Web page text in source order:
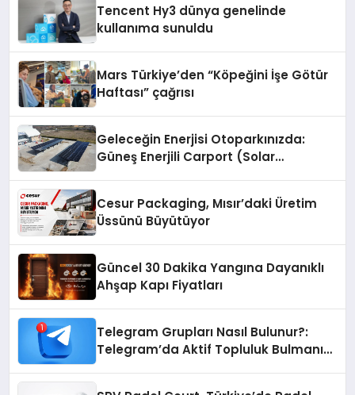
Tencent Hy3 dünya genelinde
kullanıma sunuldu
Mars Türkiye’den “Köpeğini İşe Götür
Haftası” çağrısı
Geleceğin Enerjisi Otoparkınızda:
Güneş Enerjili Carport (Solar
Cesur Packaging, Mısır’daki Üretim
Üssünü Büyütüyor
Güncel 30 Dakika Yangına Dayanıklı
Ahşap Kapı Fiyatları
Telegram Grupları Nasıl Bulunur?:
Telegram’da Aktif Topluluk Bulmanın